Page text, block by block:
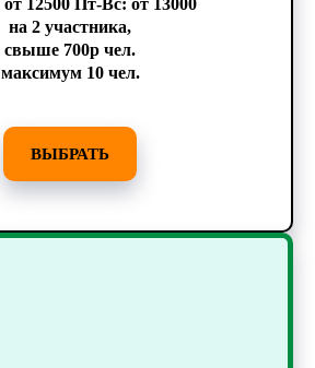
12500 Пт-Вс: от 13000
на 2 участника,
свыше 700р чел.
максимум 10 чел.
ВЫБРАТЬ